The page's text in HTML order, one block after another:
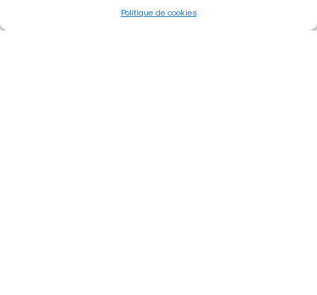
Politique de cookies